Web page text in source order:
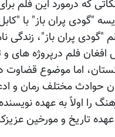
که درمورد این فلم
"گودی پران باز" با
"گودی پران باز"، زندگی
فلم درپروژه های و
اما موضوع قضاوت
حوادث مختلف رمان و
را اولاً به عهده
تاریخ و مورخین